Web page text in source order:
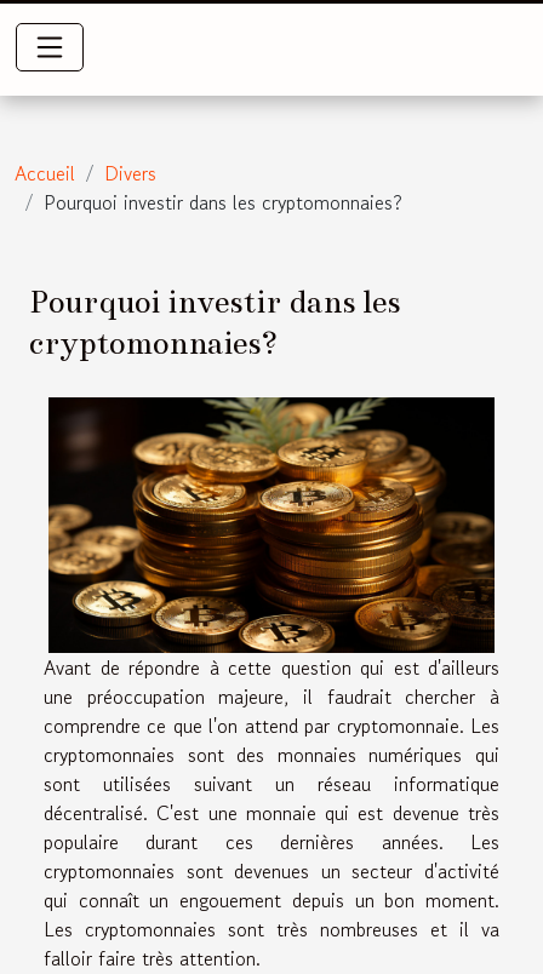
Accueil
Divers
Pourquoi investir dans les cryptomonnaies?
Pourquoi investir dans les
cryptomonnaies?
Avant de répondre à cette question qui est d'ailleurs
une préoccupation majeure, il faudrait chercher à
comprendre ce que l'on attend par cryptomonnaie. Les
cryptomonnaies sont des monnaies numériques qui
sont utilisées suivant un réseau informatique
décentralisé. C'est une monnaie qui est devenue très
populaire durant ces dernières années. Les
cryptomonnaies sont devenues un secteur d'activité
qui connaît un engouement depuis un bon moment.
Les cryptomonnaies sont très nombreuses et il va
falloir faire très attention.